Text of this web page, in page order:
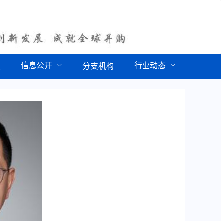
信息公开 分支机构 行业动态